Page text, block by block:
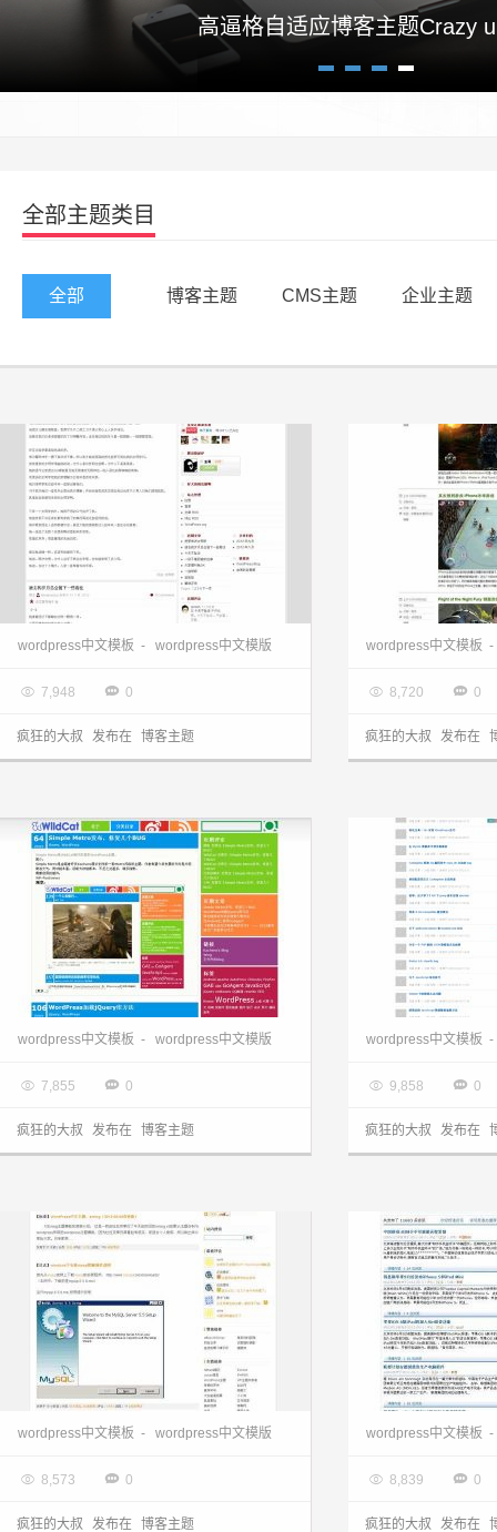
高逼格自适应博客主题Crazy
全部主题类目
全部 博客主题 CMS主题 企业主题
wordpress中文模板 - wordpress中文模版
 7,948  0
疯狂的大叔 发布在 博客主题
wordpress模板:
wordpress中文模板 -
 8,720  0
疯狂的大叔 发布在
wordpress模板:绚丽simplemetro主题
wordpress中文模板 - wordpress中文模版
 7,855  0
疯狂的大叔 发布在 博客主题
wordpress下载:
wordpress中文模板 -
 9,858  0
疯狂的大叔 发布在
wordpress主题:小清新p1主题
wordpress中文模板 - wordpress中文模版
 8,573  0
疯狂的大叔 发布在 博客主题
wordpress中文模板 -
 8,839  0
疯狂的大叔 发布在